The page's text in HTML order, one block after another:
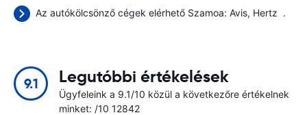
Az autókölcsönző cégek elérhető Szamoa: Avis Hertz .
9.1 Legutóbbi értékelések
Ügyfeleink a 9.1/10 közül a következőre értékelnek
minket: /10 12842